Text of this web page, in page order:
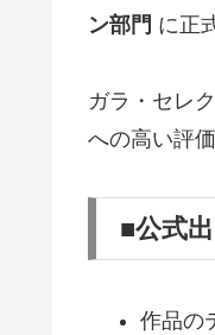
ン部門 に正
ガラ・セレ
への高い評
■公式
作品の